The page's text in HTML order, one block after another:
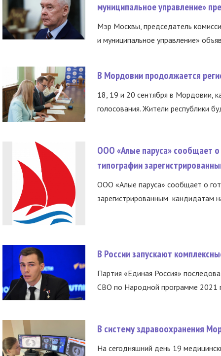
муниципальное управление»
Мэр Москвы, председатель
и муниципальное управление»
В Мордовии продолжается
18, 19 и 20 сентября в Мордовии,
голосования. Жители республики
ООО «Алые паруса» сообщает о
типографии
ООО «Алые паруса» сообщает о
зарегистрированным кандидатам
В России запускают
Партия «Единая Россия»
СВО по Народной программе 2021
В систему здравоохранения
На сегодняшний день 19